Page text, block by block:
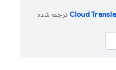
ترجمه شده